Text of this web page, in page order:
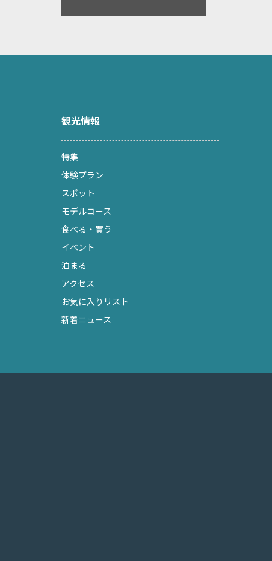
観光情報
特集
体験プラン
スポット
モデルコース
食べる・買う
イベント
泊まる
アクセス
お気に入りリスト
新着ニュース